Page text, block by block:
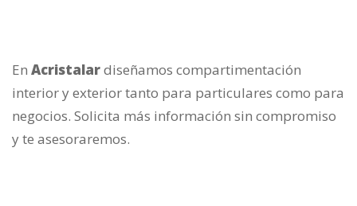
En Acristalardiseñamos compartimentación
interior y exterior tanto para particulares como para
negocios. Solicita más información sin compromiso
y te asesoraremos.